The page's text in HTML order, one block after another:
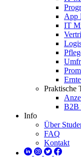
App
IT
Praktische
B2B
Info
Über
FAQ
Kontakt